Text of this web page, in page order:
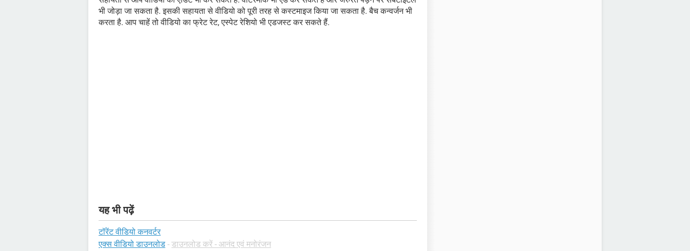
भी जोड़ा जा सकता है. इसकी सहायता से वीडियो को पूरी तरह से कस्टमाइज किया जा सकता है. बैच कन्वर्जन भी
करता है. आप चाहें तो वीडियो का फ्रेट रेट, एस्पेट रेशियो भी एडजस्ट कर सकते हैं.
यह भी पढ़ें
टॉरेंट वीडियो कनवर्टर
एक्स वीडियो डाउनलोड - डाउनलोड करें - आनंद एवं मनोरंजन